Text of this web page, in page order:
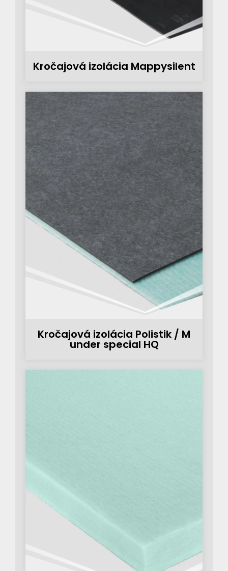
Kročajová izolácia Mappysilent
Kročajová izolácia Polistik / M
under special HQ